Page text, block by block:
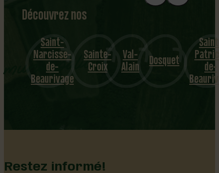
Découvrez nos
1
8
mu
nicipalités
Saint-
Narcisse-
de-
Beaurivage
Sainte-
Croix
Val-
Alain Dosquet de-
Restez informé!